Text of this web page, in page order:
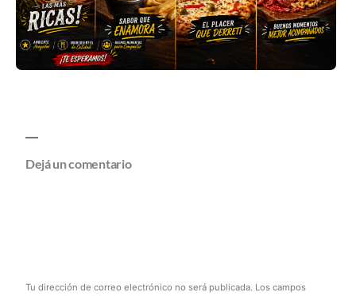
Dejá un comentario
Tu dirección de correo electrónico no será publicada. Los campos